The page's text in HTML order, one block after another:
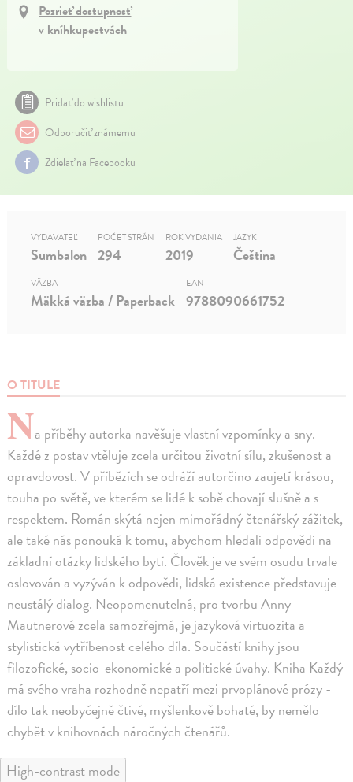
Pozrieť dostupnosť
v kníhkupectvách
Pridať do wishlistu
Odporučiť známemu
Zdielať na Facebooku
O TITULE
Na příběhy autorka navěšuje vlastní vzpomínky a sny.
Každé z postav vtěluje zcela určitou životní sílu, zkušenost a
opravdovost. V příbězích se odráží autorčino zaujetí krásou,
touha po světě, ve kterém se lidé k sobě chovají slušně a s
respektem. Román skýtá nejen mimořádný čtenářský zážitek,
ale také nás ponouká k tomu, abychom hledali odpovědi na
základní otázky lidského bytí. Člověk je ve svém osudu trvale
oslovován a vyzýván k odpovědi, lidská existence představuje
neustálý dialog. Neopomenutelná, pro tvorbu Anny
Mautnerové zcela samozřejmá, je jazyková virtuozita a
stylistická vytříbenost celého díla. Součástí knihy jsou
filozofické, socio-ekonomické a politické úvahy. Kniha Každý
má svého vraha rozhodně nepatří mezi prvoplánové prózy -
dílo tak neobyčejně čtivé, myšlenkově bohaté, by nemělo
chybět v knihovnách náročných čtenářů.
VYDAVATEĽ
Sumbalon
POČET STRÁN
294
ROK VYDANIA
2019
JAZYK
Čeština
VÄZBA
Mäkká väzba / Paperback
EAN
9788090661752
High-contrast mode